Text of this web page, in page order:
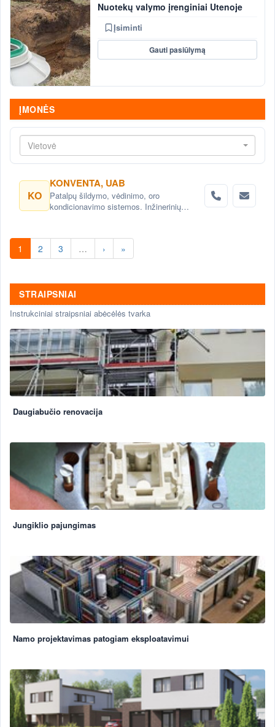
Nuotekų valymo įrenginiai Utenoje
Įsiminti
Gauti pasiūlymą
ĮMONĖS
Vietovė
KO
KONVENTA, UAB
Patalpų šildymo, vėdinimo, oro
kondicionavimo sistemos. Inžinerinių
1 2 3 … › »
STRAIPSNIAI
Instrukciniai straipsniai abėcėlės tvarka
Daugiabučio renovacija
Jungiklio pajungimas
Namo projektavimas patogiam eksploatavimui